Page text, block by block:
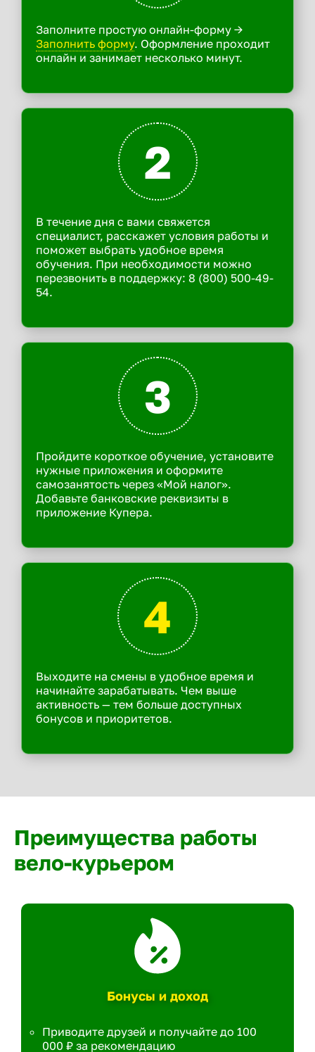
Заполните простую онлайн-форму ->
Заполнить форму. Оформление проходит
онлайн и занимает несколько минут.
2
В течение дня с вами свяжется
специалист, расскажет условия работы и
поможет выбрать удобное время
обучения. При необходимости можно
перезвонить в поддержку: 8 (800) 500-49-
54.
3
Пройдите короткое обучение, установите
нужные приложения и оформите
самозанятость через «Мой налог».
Добавьте банковские реквизиты в
приложение Купера.
4
Выходите на смены в удобное время и
начинайте зарабатывать. Чем выше
активность — тем больше доступных
бонусов и приоритетов.
Преимущества работы
вело-курьером
Бонусы и доход
Приводите друзей и получайте до 100
000 ₽ за рекомендацию